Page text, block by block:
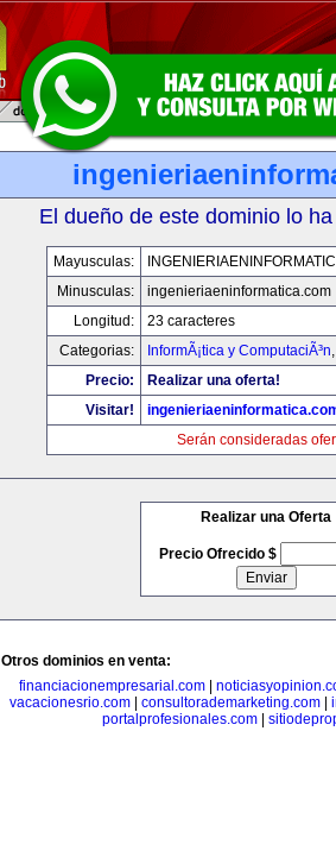
El dueño de este dominio lo
Mayusculas:
Minusculas:
ingenieriaeninformatica.com
Longitud:
23 caracteres
Categorias:
InformÃ¡tica y ComputaciÃ³n
Precio:
Realizar una oferta!
Visitar!
Serán consideradas
Realizar una Oferta
Precio Ofrecido $
Otros dominios en venta:
financiacionempresarial.com
vacacionesrio.com
consultorademarketing.com
portalprofesionales.com|